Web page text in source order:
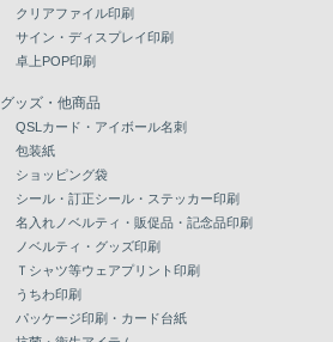
クリアファイル印刷
サイン・ディスプレイ印刷
卓上POP印刷
グッズ・他商品
QSLカード・アイボール名刺
包装紙
ショッピング袋
シール・訂正シール・ステッカー印刷
名入れノベルティ・販促品・記念品印刷
ノベルティ・グッズ印刷
Ｔシャツ等ウェアプリント印刷
うちわ印刷
パッケージ印刷・カード台紙